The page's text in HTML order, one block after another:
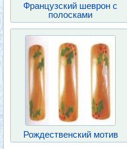
Французский шеврон с
полосками
Рождественский мотив